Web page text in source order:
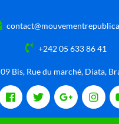
+242 05 633 86 41
09 Bis, Rue du marché, Diata,